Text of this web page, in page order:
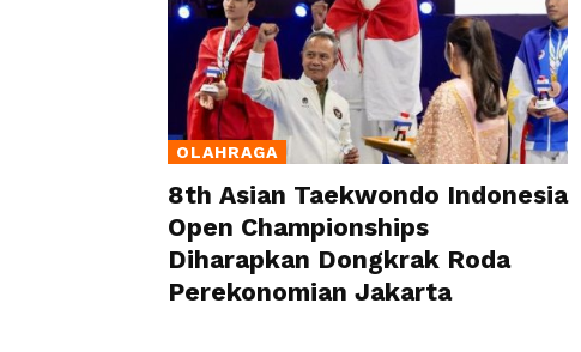
OLAHRAGA
8th Asian Taekwondo Indonesia
Open Championships
Diharapkan Dongkrak Roda
Perekonomian Jakarta